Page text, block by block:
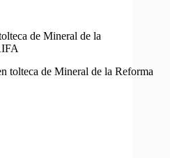
de Mineral de la